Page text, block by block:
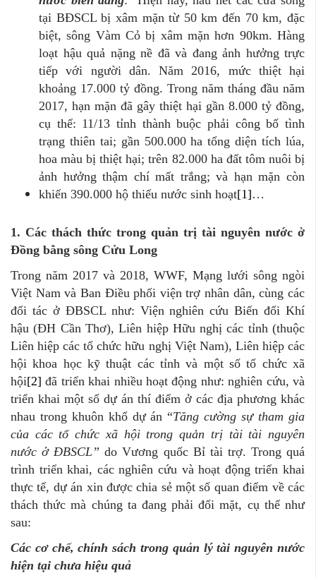
tại BĐSCL bị xâm mặn từ 50 km đến 70 km, đặc
biệt, sông Vàm Cỏ bị xâm mặn hơn 90km. Hàng
loạt hậu quả nặng nề đã và đang ảnh hưởng trực
tiếp với người dân. Năm 2016, mức thiệt hại
khoảng 17.000 tỷ đồng. Trong năm tháng đầu năm
2017, hạn mặn đã gây thiệt hại gần 8.000 tỷ đồng,
cụ thể: 11/13 tỉnh thành buộc phải công bố tình
trạng thiên tai; gần 500.000 ha tổng diện tích lúa,
hoa màu bị thiệt hại; trên 82.000 ha đất tôm nuôi bị
ảnh hưởng thậm chí mất trắng; và hạn mặn còn
khiến 390.000 hộ thiếu nước sinh hoạt[1]…
1. Các thách thức trong quản trị tài nguyên nước ở
Đồng bằng sông Cửu Long
Trong năm 2017 và 2018, WWF, Mạng lưới sông ngòi
Việt Nam và Ban Điều phối viện trợ nhân dân, cùng các
đối tác ở ĐBSCL như: Viện nghiên cứu Biến đổi Khí
hậu (ĐH Cần Thơ), Liên hiệp Hữu nghị các tỉnh (thuộc
Liên hiệp các tổ chức hữu nghị Việt Nam), Liên hiệp các
hội khoa học kỹ thuật các tỉnh và một số tổ chức xã
hội[2] đã triển khai nhiều hoạt động như: nghiên cứu, và
triển khai một số dự án thí điểm ở các địa phương khác
nhau trong khuôn khổ dự án “Tăng cường sự tham gia
của các tổ chức xã hội trong quản trị tài tài nguyên
nước ở ĐBSCL” do Vương quốc Bỉ tài trợ. Trong quá
trình triển khai, các nghiên cứu và hoạt động triển khai
thực tế, dự án xin được chia sẻ một số quan điểm về các
thách thức mà chúng ta đang phải đối mặt, cụ thể như
sau:
Các cơ chế, chính sách trong quản lý tài nguyên nước
hiện tại chưa hiệu quả